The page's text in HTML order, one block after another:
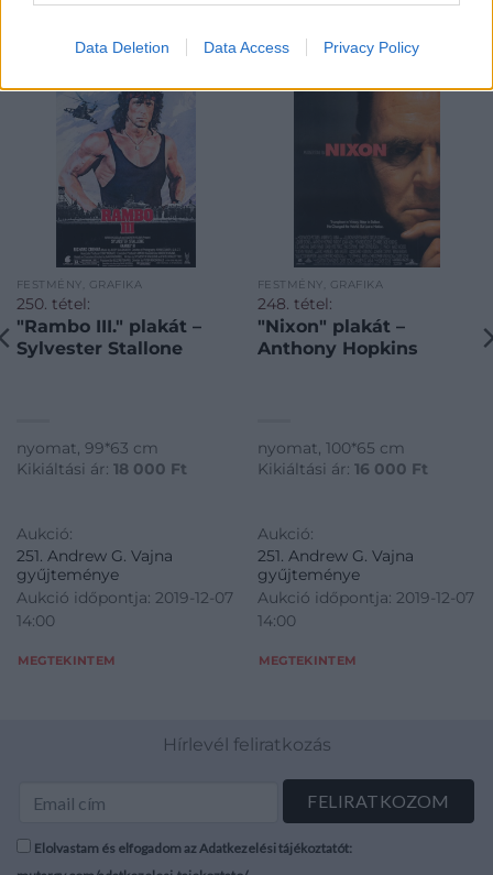
Data Deletion Data Access Privacy Policy
KAPCSOLÓDÓ MŰTÁRGYAK
FESTMÉNY, GRAFIKA
250. tétel:
"Rambo III." plakát –
Sylvester Stallone
nyomat, 99*63 cm
Kikiáltási ár: 18 000 Ft
Aukció:
251. Andrew G. Vajna
gyűjteménye
Aukció időpontja: 2019-12-07
14:00
MEGTEKINTEM
FESTMÉNY, GRAFIKA
248. tétel:
"Nixon" plakát –
Anthony Hopkins
nyomat, 100*65 cm
Kikiáltási ár: 16 000 Ft
Aukció:
251. Andrew G. Vajna
gyűjteménye
Aukció időpontja: 2019-12-07
14:00
MEGTEKINTEM
Hírlevél feliratkozás
Elolvastam és elfogadom az Adatkezelési tájékoztatót: